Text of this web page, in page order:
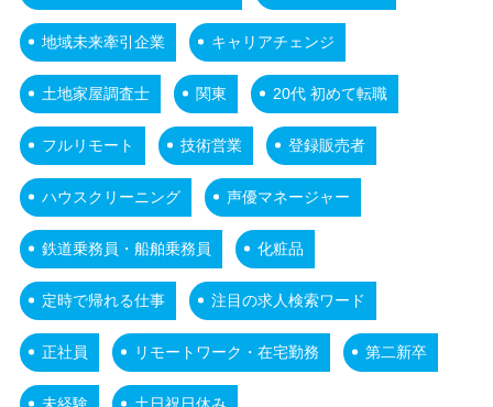
地域未来牽引企業 キャリアチェンジ
土地家屋調査士 関東 20代 初めて転職
フルリモート 技術営業 登録販売者
ハウスクリーニング 声優マネージャー
鉄道乗務員・船舶乗務員 化粧品
定時で帰れる仕事 注目の求人検索ワード
正社員 リモートワーク・在宅勤務 第二新卒
未経験 土日祝日休み